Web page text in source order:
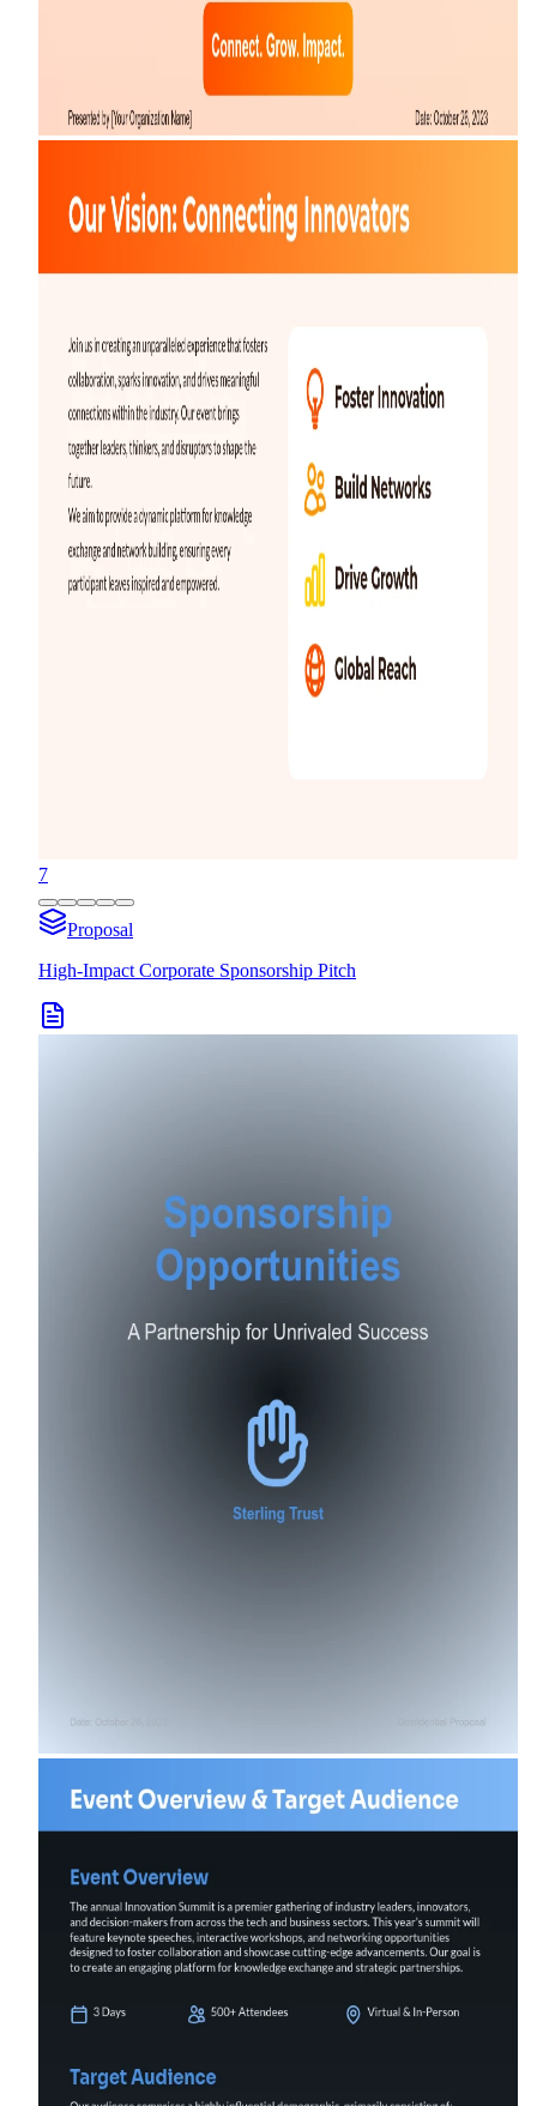
7
Proposal
High-Impact Corporate Sponsorship Pitch